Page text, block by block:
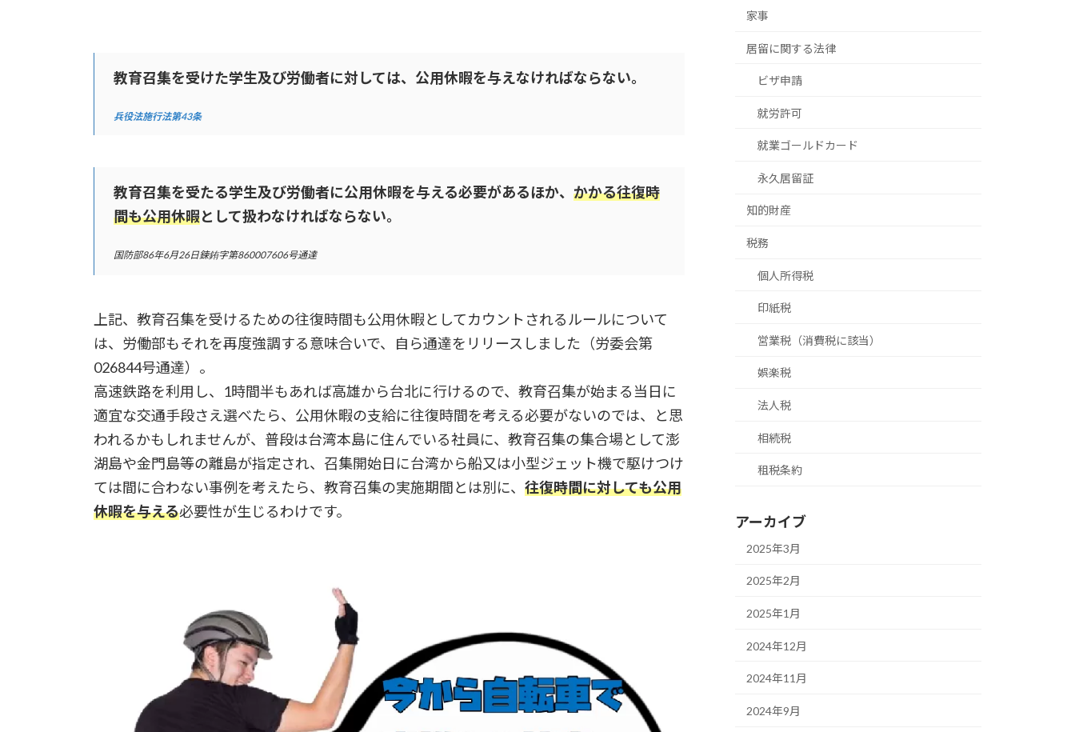
教育召集を受けた学生及び労働者に対しては、公用休暇を与えなければならない。
兵役法施行法第43条
教育召集を受たる学生及び労働者に公用休暇を与える必要があるほか、 かかる往復時
間も公用休暇として扱わなければならない。
国防部86年6月26日鍊銪字第860007606号通達
上記、教育召集を受けるための往復時間も公用休暇としてカウントされるルールについて
は、労働部もそれを再度強調する意味合いで、自ら通達をリリースしました（労委会第
026844号通達）。
高速鉄路を利用し、1時間半もあれば高雄から台北に行けるので、教育召集が始まる当日に
適宜な交通手段さえ選べたら、公用休暇の支給に往復時間を考える必要がないのでは、と思
われるかもしれませんが、普段は台湾本島に住んでいる社員に、教育召集の集合場として澎
湖島や金門島等の離島が指定され、召集開始日に台湾から船又は小型ジェット機で駆けつけ
ては間に合わない事例を考えたら、教育召集の実施期間とは別に、 往復時間に対しても公用
休暇を与える必要性が生じるわけです。
家事
居留に関する法律
ビザ申請
就労許可
就業ゴールドカード
永久居留証
知的財産
税務
個人所得税
印紙税
営業税（消費税に該当）
娯楽税
法人税
相続税
租税条約
アーカイブ
2025年3月
2025年2月
2025年1月
2024年12月
2024年11月
2024年9月